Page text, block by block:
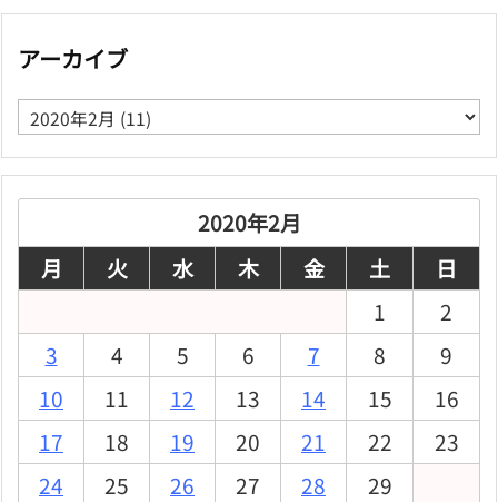
アーカイブ
ア
ー
カ
2020年2月
月
火 水 木 金 土
日
1
2
3
4 5 6 7 8
9
10
11 12 13 14 15
16
17
18 19 20 21 22
23
24
25 26 27 28 29